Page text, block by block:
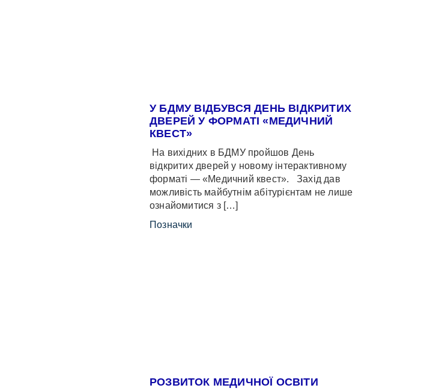
У БДМУ ВІДБУВСЯ ДЕНЬ ВІДКРИТИХ
ДВЕРЕЙ У ФОРМАТІ «МЕДИЧНИЙ
КВЕСТ»
На вихідних в БДМУ пройшов День
відкритих дверей у новому інтерактивному
форматі — «Медичний квест». Захід дав
можливість майбутнім абітурієнтам не лише
ознайомитися з […]
Позначки
РОЗВИТОК МЕДИЧНОЇ ОСВІТИ